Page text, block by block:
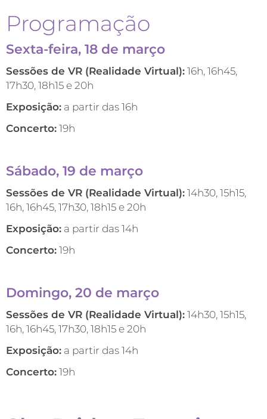
Programação
Sexta-feira, 18 de março
Sessões de VR (Realidade Virtual): 16h, 16h45,
17h30, 18h15 e 20h
Exposição: a partir das 16h
Concerto: 19h
Sábado, 19 de março
Sessões de VR (Realidade Virtual): 14h30, 15h15,
16h, 16h45, 17h30, 18h15 e 20h
Exposição: a partir das 14h
Concerto: 19h
Domingo, 20 de março
Sessões de VR (Realidade Virtual): 14h30, 15h15,
16h, 16h45, 17h30, 18h15 e 20h
Exposição: a partir das 14h
Concerto: 19h